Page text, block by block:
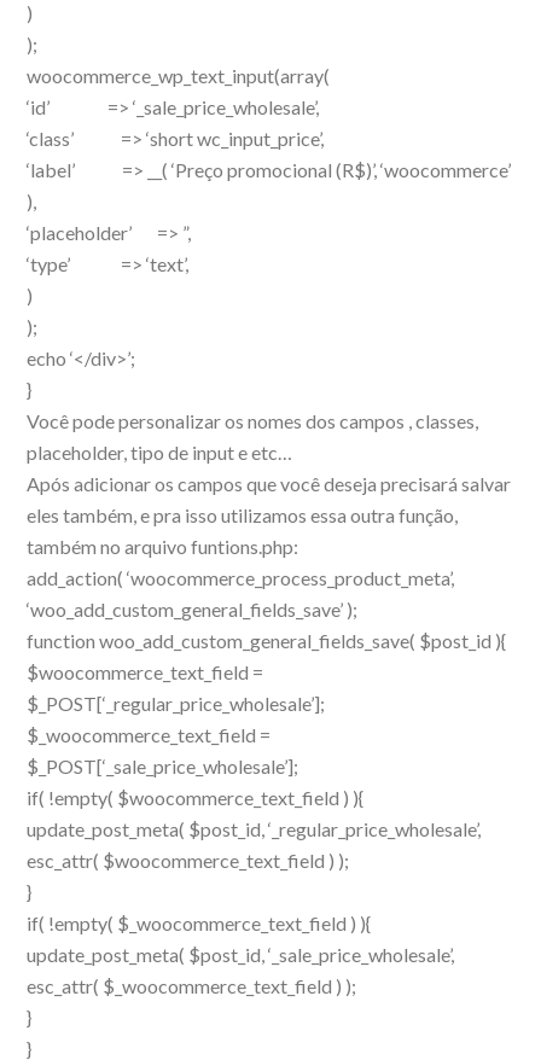
)
);
woocommerce_wp_text_input(array(
‘id’ => ‘_sale_price_wholesale’,
‘class’ => ‘short wc_input_price’,
‘label’ => __( ‘Preço promocional (R$)’, ‘woocommerce’
),
‘placeholder’ => ”,
‘type’ => ‘text’,
)
);
echo ‘</div>’;
}
Você pode personalizar os nomes dos campos , classes,
placeholder, tipo de input e etc…
Após adicionar os campos que você deseja precisará salvar
eles também, e pra isso utilizamos essa outra função,
também no arquivo funtions.php:
add_action( ‘woocommerce_process_product_meta’,
‘woo_add_custom_general_fields_save’ );
function woo_add_custom_general_fields_save( $post_id ){
$woocommerce_text_field =
$_POST[‘_regular_price_wholesale’];
$_woocommerce_text_field =
$_POST[‘_sale_price_wholesale’];
if( !empty( $woocommerce_text_field ) ){
update_post_meta( $post_id, ‘_regular_price_wholesale’,
esc_attr( $woocommerce_text_field ) );
}
if( !empty( $_woocommerce_text_field ) ){
update_post_meta( $post_id, ‘_sale_price_wholesale’,
esc_attr( $_woocommerce_text_field ) );
}
}